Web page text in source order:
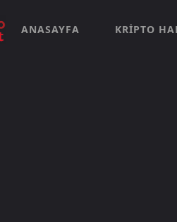
ANASAYFA KRIPTO